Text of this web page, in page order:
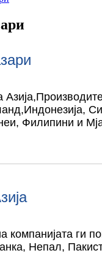
Азија,
Индонезија,
Филипини и
компанијата ги
Непал,